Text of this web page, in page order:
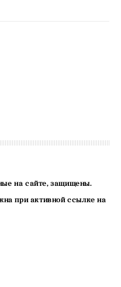
на сайте, защищены.
при активной ссылке на